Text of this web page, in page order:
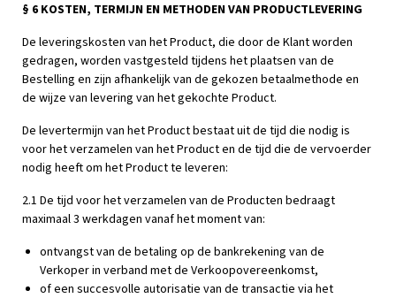
§ 6 KOSTEN, TERMIJN EN METHODEN VAN PRODUCTLEVERING
De leveringskosten van het Product, die door de Klant worden
gedragen, worden vastgesteld tijdens het plaatsen van de
Bestelling en zijn afhankelijk van de gekozen betaalmethode en
de wijze van levering van het gekochte Product.
De levertermijn van het Product bestaat uit de tijd die nodig is
voor het verzamelen van het Product en de tijd die de vervoerder
nodig heeft om het Product te leveren:
2.1 De tijd voor het verzamelen van de Producten bedraagt
maximaal 3 werkdagen vanaf het moment van:
ontvangst van de betaling op de bankrekening van de
Verkoper in verband met de Verkoopovereenkomst,
of een succesvolle autorisatie van de transactie via het